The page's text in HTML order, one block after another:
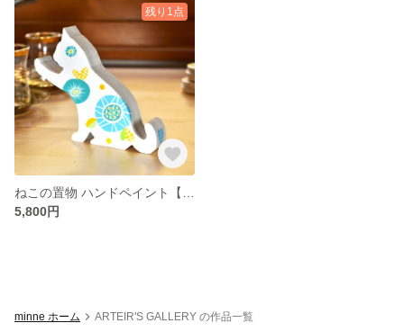
残り1点
5,800円
minne ホーム ARTEIR'S GALLERY の作品一覧